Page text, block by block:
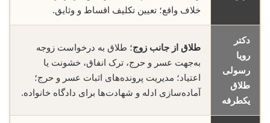
خلاف واقع؛ تعیین تکلیف اقساط و وثایق.
دکتر
رویا
رسولی
طلاق
یکطرفه
طلاق از جانب زوج؛ طلاق به درخواست زوجه
به‌جهت عسر و حرج، ترک انفاق، خشونت یا
اعتیاد؛ مدیریت پرونده‌های اثبات عسر و حرج؛
آماده‌سازی ادله و شهادت‌ها برای دادگاه خانواده.